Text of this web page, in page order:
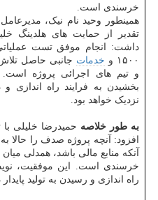
خرسندی است.
همینطور وحید نام نیک،
تقدیر از حمایت های هلدینگ
۱۵۰۰ و
خدمات جانبی حاصل
و تیم های اجرائی پروژه
بخشیدن به فرایند راه اندازی و
نزدیک خواهد بود.
به طور خلاصه حمیدرضا خلیلی
افزود: آنچه پروژه صدف را حالا
آنکه منابع مالی باشد، همدلی
خرسندی است. این موفقیت،
راه اندازی و رسیدن به تولید